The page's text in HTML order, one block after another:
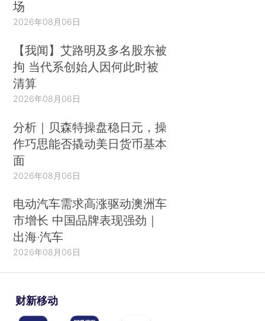
场
2026年08月06日
【我闻】艾路明及多名股东被
拘 当代系创始人因何此时被
清算
2026年08月06日
分析｜贝森特操盘稳日元，操
作巧思能否撬动美日货币基本
面
2026年08月06日
电动汽车需求高涨驱动澳洲车
市增长 中国品牌表现强劲｜
出海·汽车
2026年08月06日
财新移动